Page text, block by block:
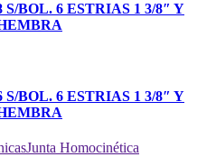
BOL. 6 ESTRIAS 1 3/8″ Y
BOL. 6 ESTRIAS 1 3/8″ Y
Junta Homocinética